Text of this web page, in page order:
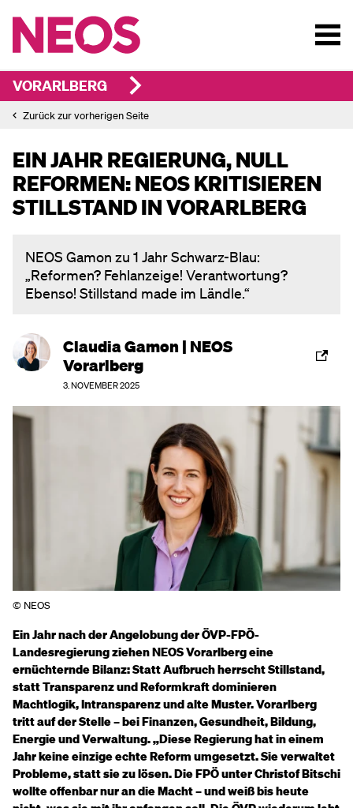
VORARLBERG
Zurück zur vorherigen Seite
EIN JAHR REGIERUNG, NULL
REFORMEN: NEOS KRITISIEREN
STILLSTAND IN VORARLBERG
NEOS Gamon zu 1 Jahr Schwarz-Blau:
„Reformen? Fehlanzeige! Verantwortung?
Ebenso! Stillstand made im Ländle.“
Claudia Gamon | NEOS
Vorarlberg
3. NOVEMBER 2025
© NEOS
Ein Jahr nach der Angelobung der ÖVP-FPÖ-
Landesregierung ziehen NEOS Vorarlberg eine
ernüchternde Bilanz: Statt Aufbruch herrscht Stillstand,
statt Transparenz und Reformkraft dominieren
Machtlogik, Intransparenz und alte Muster. Vorarlberg
tritt auf der Stelle – bei Finanzen, Gesundheit, Bildung,
Energie und Verwaltung. „Diese Regierung hat in einem
Jahr keine einzige echte Reform umgesetzt. Sie verwaltet
Probleme, statt sie zu lösen. Die FPÖ unter Christof Bitschi
wollte offenbar nur an die Macht – und weiß bis heute